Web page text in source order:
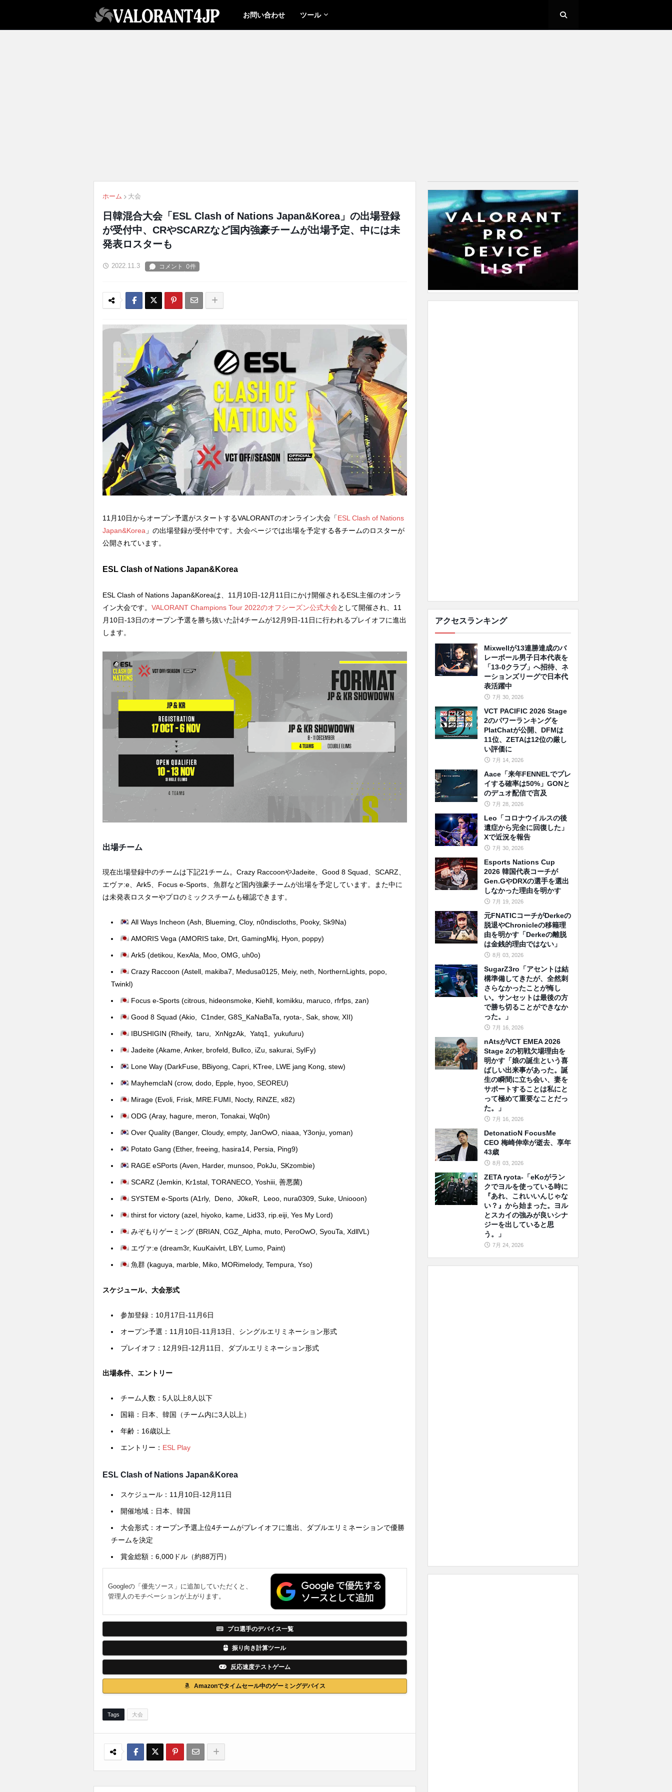
お問い合わせ ツール
ホーム 大会
日韓混合大会「ESL Clash of Nations Japan&Korea」の出場登録
が受付中、CRやSCARZなど国内強豪チームが出場予定、中には未
発表ロスターも
2022.11.3
11月10日からオープン予選がスタートするVALORANTのオンライン大会「ESL Clash of Nations
Japan&Korea 」の出場登録が受付中です。大会ページでは出場を予定する各チームのロスターが
公開されています。
ESL Clash of Nations Japan&Korea
ESL Clash of Nations Japan&Koreaは、11月10日-12月11日にかけ開催されるESL主催のオンラ
イン大会です。 VALORANT Champions Tour 2022のオフシーズン公式大会として開催され、11
月10日-13日のオープン予選を勝ち抜いた計4チームが12月9日-11日に行われるプレイオフに進出
します。
出場チーム
現在出場登録中のチームは下記21チーム。Crazy RaccoonやJadeite、Good 8 Squad、SCARZ、
エヴァ:e、Ark5、Focus e-Sports、魚群など国内強豪チームが出場を予定しています。また中に
は未発表ロスターやプロのミックスチームも確認できます。
All Ways Incheon (Ash, Blueming, Cloy, n0ndiscloths, Pooky, Sk9Na)
AMORIS Vega (AMORIS take, Drt, GamingMkj, Hyon, poppy)
Ark5 (detikou, KexAla, Moo, OMG, uh0o)
Crazy Raccoon (Astell, makiba7, Medusa0125, Meiy, neth, NorthernLights, popo,
Twinkl)
Focus e-Sports (citrous, hideonsmoke, Kiehll, komikku, maruco, rfrfps, zan)
Good 8 Squad (Akio, C1nder, G8S_KaNaBaTa, ryota-, Sak, show, XII)
IBUSHIGIN (Rheify, taru, XnNgzAk, Yatq1, yukufuru)
Jadeite (Akame, Anker, brofeld, Bullco, iZu, sakurai, SylFy)
Lone Way (DarkFuse, BBiyong, Capri, KTree, LWE jang Kong, stew)
MayhemclaN (crow, dodo, Epple, hyoo, SEOREU)
Mirage (Evoli, Frisk, MRE.FUMI, Nocty, RiNZE, x82)
ODG (Aray, hagure, meron, Tonakai, Wq0n)
Over Quality (Banger, Cloudy, empty, JanOwO, niaaa, Y3onju, yoman)
Potato Gang (Ether, freeing, hasira14, Persia, Ping9)
RAGE eSPorts (Aven, Harder, munsoo, PokJu, SKzombie)
SCARZ (Jemkin, Kr1stal, TORANECO, Yoshiii, 善悪菌)
SYSTEM e-Sports (A1rly, Deno, J0keR, Leoo, nura0309, Suke, Uniooon)
thirst for victory (azel, hiyoko, kame, Lid33, rip.eiji, Yes My Lord)
みぞもりゲーミング (BRIAN, CGZ_Alpha, muto, PeroOwO, SyouTa, XdllVL)
エヴァ:e (dream3r, KuuKaivlrt, LBY, Lumo, Paint)
魚群 (kaguya, marble, Miko, MORimelody, Tempura, Yso)
スケジュール、大会形式
参加登録：10月17日-11月6日
オープン予選：11月10日-11月13日、シングルエリミネーション形式
プレイオフ：12月9日-12月11日、ダブルエリミネーション形式
出場条件、エントリー
チーム人数：5人以上8人以下
国籍：日本、韓国（チーム内に3人以上）
年齢：16歳以上
エントリー： ESL Play
ESL Clash of Nations Japan&Korea
スケジュール：11月10日-12月11日
開催地域：日本、韓国
大会形式：オープン予選上位4チームがプレイオフに進出、ダブルエリミネーションで優勝
チームを決定
賞金総額：6,000ドル（約88万円）
Googleの「優先ソース」に追加していただくと、
管理人のモチベーションが上がります。
プロ選手のデバイス一覧
振り向き計算ツール
反応速度テストゲーム
Amazonでタイムセール中のゲーミングデバイス
Tags 大会
アクセスランキング
Mixwellが13連勝達成のバ
レーボール男子日本代表を
「13-0クラブ」へ招待、ネ
ーションズリーグで日本代
表活躍中
7月 30, 2026
VCT PACIFIC 2026 Stage
2のパワーランキングを
PlatChatが公開、DFMは
11位、ZETAは12位の厳し
い評価に
7月 14, 2026
Aace「来年FENNELでプレ
イする確率は50%」GONと
のデュオ配信で言及
7月 28, 2026
Leo「コロナウイルスの後
遺症から完全に回復した」
Xで近況を報告
7月 30, 2026
Esports Nations Cup
2026 韓国代表コーチが
Gen.GやDRXの選手を選出
しなかった理由を明かす
7月 19, 2026
元FNATICコーチがDerkeの
脱退やChronicleの移籍理
由を明かす「Derkeの離脱
は金銭的理由ではない」
8月 03, 2026
SugarZ3ro「アセントは結
構準備してきたが、全然刺
さらなかったことが悔し
い。サンセットは最後の方
で勝ち切ることができなか
った。」
7月 16, 2026
nAtsがVCT EMEA 2026
Stage 2の初戦欠場理由を
明かす「娘の誕生という喜
ばしい出来事があった。誕
生の瞬間に立ち会い、妻を
サポートすることは私にと
って極めて重要なことだっ
た。」
7月 16, 2026
DetonatioN FocusMe
CEO 梅崎伸幸が逝去、享年
43歳
8月 03, 2026
ZETA ryota-「eKoがラン
クでヨルを使っている時に
『あれ、これいいんじゃな
い？』から始まった。ヨル
とスカイの強みが良いシナ
ジーを出していると思
う。」
7月 24, 2026